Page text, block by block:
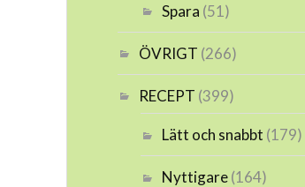
Spara (51)
ÖVRIGT (266)
RECEPT (399)
Lätt och snabbt (179)
Nyttigare(164)